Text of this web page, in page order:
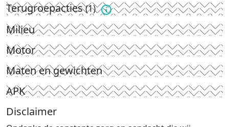
Terugroepacties(1)
Milieu
Motor
Maten en gewichten
APK
Disclaimer